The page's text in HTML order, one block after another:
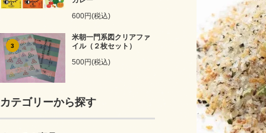
600円(税込)
3
米朝一門系図クリアファ
イル（２枚セット）
500円(税込)
カテゴリーから探す